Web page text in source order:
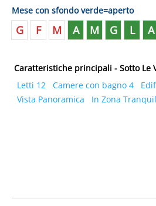
Mese con sfondo verde=aperto
G F M A M G L A
Caratteristiche principali - Sotto Le
Letti 12
Camere con bagno 4
Vista Panoramica
In Zona